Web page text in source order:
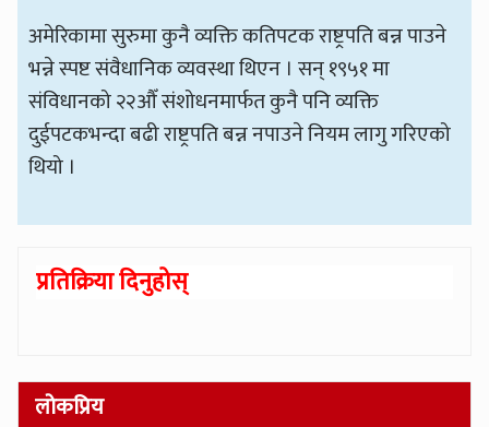
अमेरिकामा सुरुमा कुनै व्यक्ति कतिपटक राष्ट्रपति बन्न पाउने
भन्ने स्पष्ट संवैधानिक व्यवस्था थिएन । सन् १९५१ मा
संविधानको २२औँ संशोधनमार्फत कुनै पनि व्यक्ति
दुईपटकभन्दा बढी राष्ट्रपति बन्न नपाउने नियम लागु गरिएको
थियो ।
प्रतिक्रिया दिनुहोस्
लोकप्रिय